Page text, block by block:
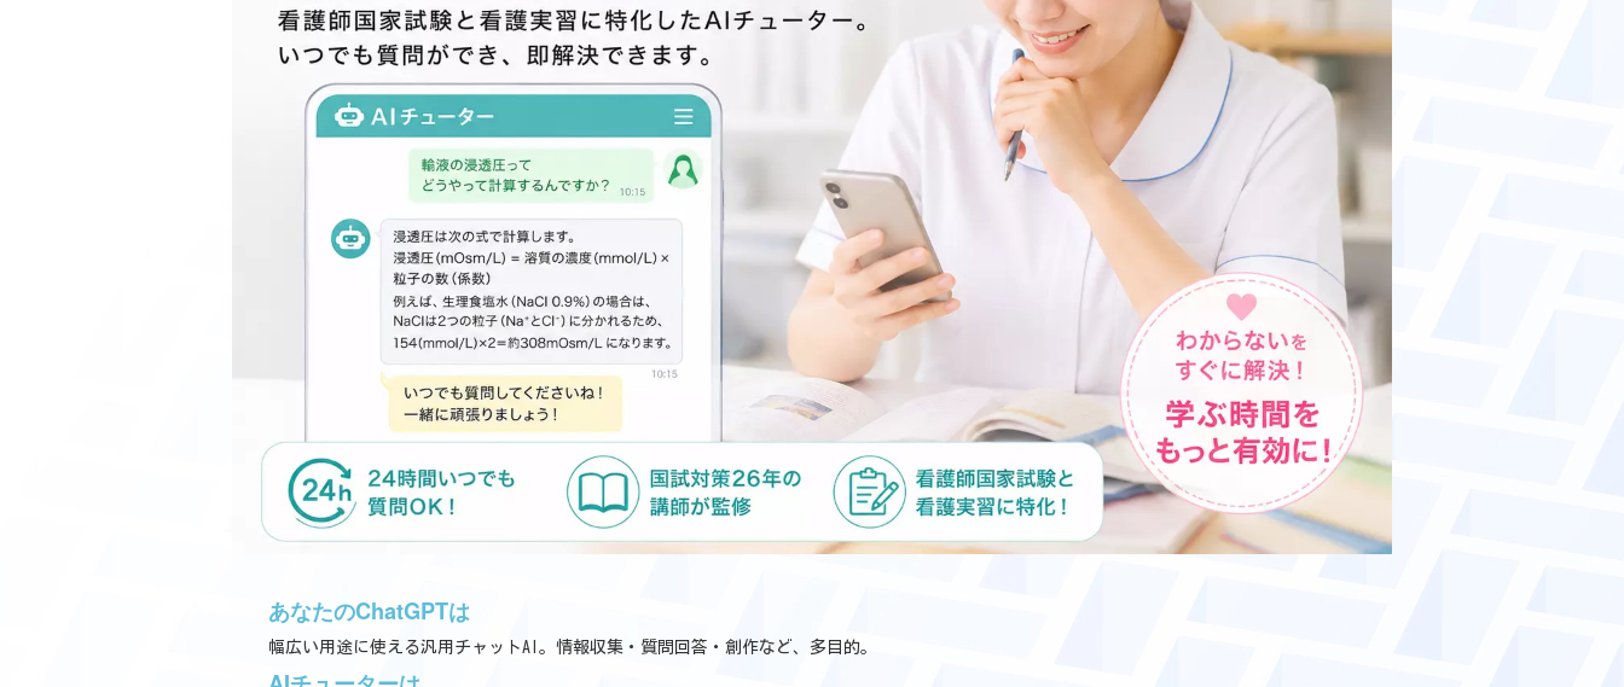
あなたのChatGPTは
幅広い用途に使える汎用チャットAI。情報収集・質問回答・創作など、多目的。